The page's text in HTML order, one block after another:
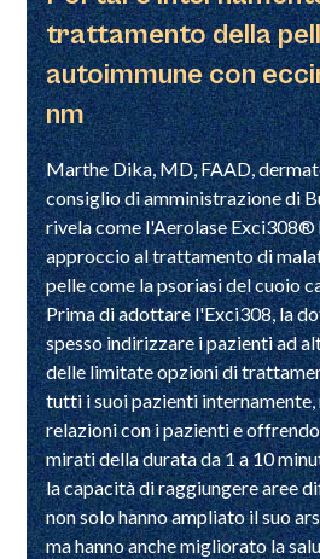
trattamento della
autoimmune con
nm
Marthe Dika, MD, FAAD,
consiglio di amministrazione di
rivela come l'Aerolase
approccio al trattamento di
pelle come la psoriasi del cuoio
Prima di adottare l'Exci308, la
spesso indirizzare i pazienti ad
delle limitate opzioni di
tutti i suoi pazienti
relazioni con i pazienti e
mirati della durata da 1 a 10
la capacità di raggiungere aree
non solo hanno ampliato il suo
ma hanno anche migliorato la